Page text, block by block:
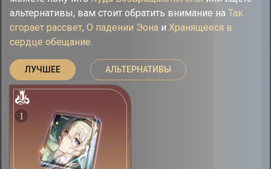
альтернативы, вам стоит обратить внимание на Так
сгорает рассвет, О падении Эона и Хранящееся в
сердце обещание.
ЛУЧШЕЕ АЛЬТЕРНАТИВЫ
I